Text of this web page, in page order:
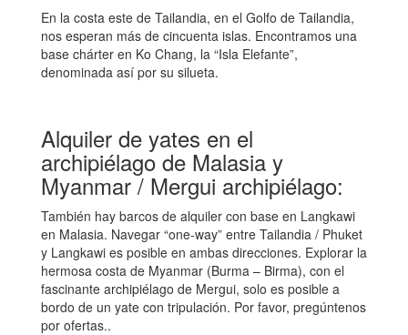
En la costa este de Tailandia, en el Golfo de Tailandia,
nos esperan más de cincuenta islas. Encontramos una
base chárter en Ko Chang, la “Isla Elefante”,
denominada así por su silueta.
Alquiler de yates en el
archipiélago de Malasia y
Myanmar / Mergui archipiélago:
También hay barcos de alquiler con base en Langkawi
en Malasia. Navegar “one-way” entre Tailandia / Phuket
y Langkawi es posible en ambas direcciones. Explorar la
hermosa costa de Myanmar (Burma – Birma), con el
fascinante archipiélago de Mergui, solo es posible a
bordo de un yate con tripulación. Por favor, pregúntenos
por ofertas..